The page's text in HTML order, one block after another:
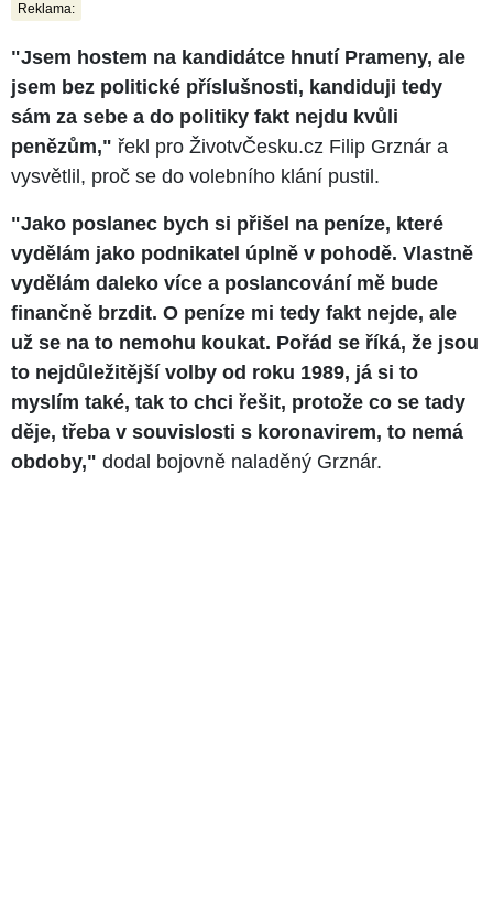
Reklama:
"Jsem hostem na kandidátce hnutí Prameny, ale
jsem bez politické příslušnosti, kandiduji tedy
sám za sebe a do politiky fakt nejdu kvůli
penězům," řekl pro ŽivotvČesku.cz Filip Grznár a
vysvětlil, proč se do volebního klání pustil.
"Jako poslanec bych si přišel na peníze, které
vydělám jako podnikatel úplně v pohodě. Vlastně
vydělám daleko více a poslancování mě bude
finančně brzdit. O peníze mi tedy fakt nejde, ale
už se na to nemohu koukat. Pořád se říká, že jsou
to nejdůležitější volby od roku 1989, já si to
myslím také, tak to chci řešit, protože co se tady
děje, třeba v souvislosti s koronavirem, to nemá
obdoby," dodal bojovně naladěný Grznár.